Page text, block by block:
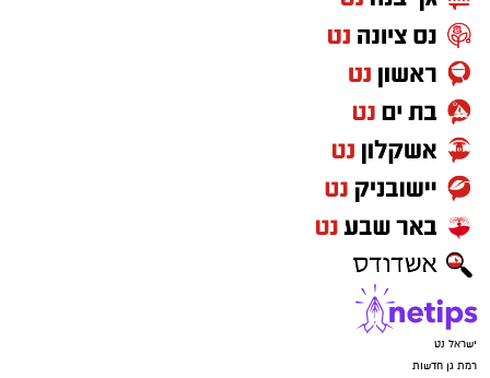
ישראל נט
רמת גן חדשות